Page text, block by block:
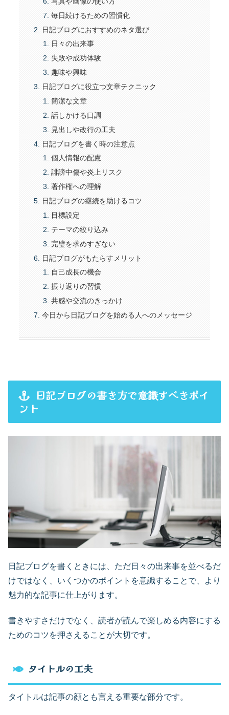
毎日続けるための習慣化
日記ブログにおすすめのネタ選び
日々の出来事
失敗や成功体験
趣味や興味
日記ブログに役立つ文章テクニック
簡潔な文章
話しかける口調
見出しや改行の工夫
日記ブログを書く時の注意点
個人情報の配慮
誹謗中傷や炎上リスク
著作権への理解
日記ブログの継続を助けるコツ
目標設定
テーマの絞り込み
完璧を求めすぎない
日記ブログがもたらすメリット
自己成長の機会
振り返りの習慣
共感や交流のきっかけ
今日から日記ブログを始める人へのメッセージ
日記ブログの書き方で意識すべきポイ
ント
日記ブログを書くときには、ただ日々の出来事を並べるだ
けではなく、いくつかのポイントを意識することで、より
魅力的な記事に仕上がります。
書きやすさだけでなく、読者が読んで楽しめる内容にする
ためのコツを押さえることが大切です。
タイトルの工夫
タイトルは記事の顔とも言える重要な部分です。